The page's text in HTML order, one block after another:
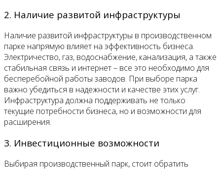
2. Наличие развитой инфраструктуры
Наличие развитой инфраструктуры в производственном
парке напрямую влияет на эффективность бизнеса.
Электричество, газ, водоснабжение, канализация, а также
стабильная связь и интернет – все это необходимо для
бесперебойной работы заводов. При выборе парка
важно убедиться в надежности и качестве этих услуг.
Инфраструктура должна поддерживать не только
текущие потребности бизнеса, но и возможности для
расширения.
3. Инвестиционные возможности
Выбирая производственный парк, стоит обратить